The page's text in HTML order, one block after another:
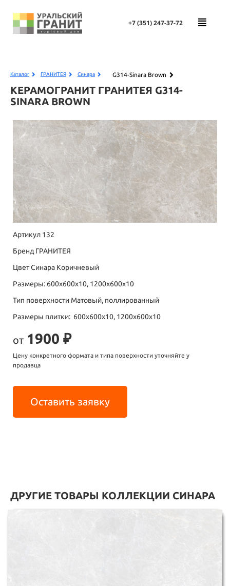
+7 (351)247-37-72
Каталог ГРАНИТЕЯ Синара G314-Sinara Brown
КЕРАМОГРАНИТ ГРАНИТЕЯ G314-
SINARA BROWN
Артикул 132
Бренд ГРАНИТЕЯ
Цвет Синара Коричневый
Размеры: 600х600х10, 1200х600х10
Тип поверхности Матовый, поллированный
Размеры плитки: 600х600х10, 1200х600х10
от 1900 ₽
Цену конкретного формата и типа поверхности уточняйте у
продавца
Оставить заявку
ДРУГИЕ ТОВАРЫ КОЛЛЕКЦИИ СИНАРА